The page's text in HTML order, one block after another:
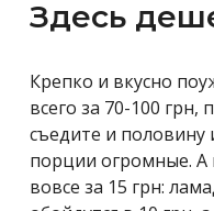
Здесь
Крепко и вкусно
всего за 70-100
съедите и половину
порции огромные. А
вовсе за 15 грн: